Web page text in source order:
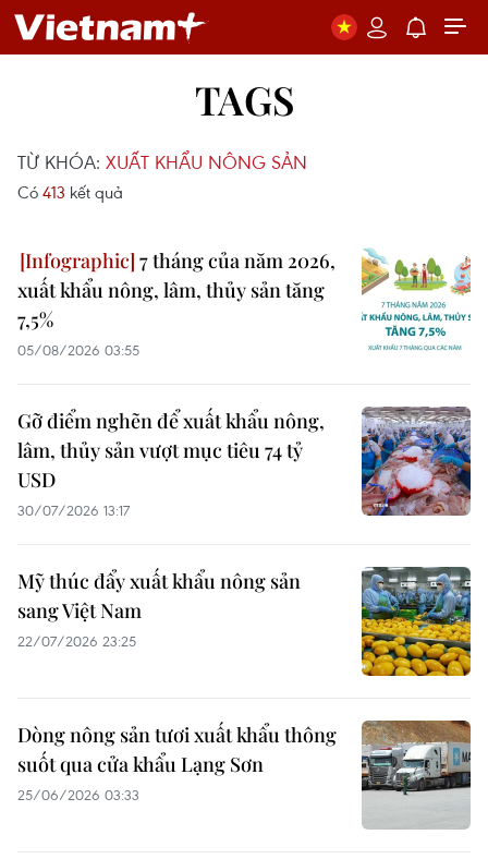
TAGS
TỪ KHÓA: XUẤT KHẨU NÔNG SẢN
Có 413 kết quả
7 tháng của năm 2026,
xuất khẩu nông, lâm, thủy sản tăng
7,5%
05/08/2026 03:55
Gỡ điểm nghẽn để xuất khẩu nông,
lâm, thủy sản vượt mục tiêu 74 tỷ
USD
30/07/2026 13:17
Mỹ thúc đẩy xuất khẩu nông sản
sang Việt Nam
22/07/2026 23:25
Dòng nông sản tươi xuất khẩu thông
suốt qua cửa khẩu Lạng Sơn
25/06/2026 03:33